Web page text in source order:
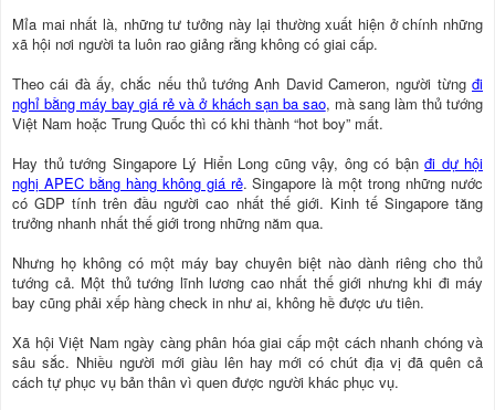
Mỉa mai nhất là, những tư tưởng này lại thường xuất hiện ở chính những
xã hội nơi người ta luôn rao giảng rằng không có giai cấp.
Theo cái đà ấy, chắc nếu thủ tướng Anh David Cameron, người từng đi
nghỉ bằng máy bay giá rẻ và ở khách sạn ba sao, mà sang làm thủ tướng
Việt Nam hoặc Trung Quốc thì có khi thành “hot boy” mất.
Hay thủ tướng Singapore Lý Hiển Long cũng vậy, ông có bận đi dự hội
nghị APEC bằng hàng không giá rẻ. Singapore là một trong những nước
có GDP tính trên đầu người cao nhất thế giới. Kinh tế Singapore tăng
trưởng nhanh nhất thế giới trong những năm qua.
Nhưng họ không có một máy bay chuyên biệt nào dành riêng cho thủ
tướng cả. Một thủ tướng lĩnh lương cao nhất thế giới nhưng khi đi máy
bay cũng phải xếp hàng check in như ai, không hề được ưu tiên.
Xã hội Việt Nam ngày càng phân hóa giai cấp một cách nhanh chóng và
sâu sắc. Nhiều người mới giàu lên hay mới có chút địa vị đã quên cả
cách tự phục vụ bản thân vì quen được người khác phục vụ.